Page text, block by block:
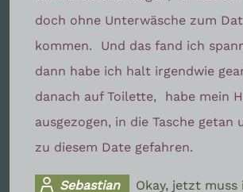
doch ohne Unterwäsche zum
kommen.
Und das fand ich
dann habe ich halt irgendwie
danach auf Toilette,
habe mein
ausgezogen, in die Tasche getan
zu diesem Date gefahren.
Sebastian
Okay, jetzt muss